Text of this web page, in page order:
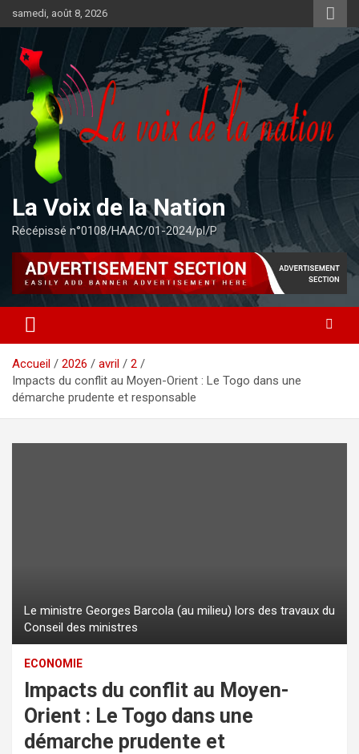
au
contenu
samedi, août 8, 2026
La Voix de la Nation
Récépissé n°0108/HAAC/01-2024/pl/P
Accueil 2026 avril
2
Impacts du conflit au Moyen-Orient : Le Togo dans une
démarche prudente et responsable
Le ministre Georges Barcola (au milieu) lors des travaux du
Conseil des ministres
ECONOMIE
Impacts du conflit au Moyen-
Orient : Le Togo dans une
démarche prudente et